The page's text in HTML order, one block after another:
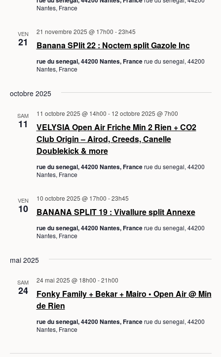
Nantes, France
VEN
21 Banana SPlit 22 : Noctem split Gazole Inc
21 novembre 2025 @ 17h00 -23h45
rue du senegal, 44200 Nantes, Francerue du senegal, 44200
Nantes, France
octobre 2025
SAM
11
VELYSIA Open Air Friche Min 2 Rien + CO2
Club Origin – Airod, Creeds, Canelle
Doublekick & more
11 octobre 2025 @ 14h00 - 12 octobre 2025 @ 7h00
rue du senegal, 44200 Nantes, Francerue du senegal, 44200
Nantes, France
VEN
10 BANANA SPLIT 19 : Vivallure split Annexe
10 octobre 2025 @ 17h00 -23h45
rue du senegal, 44200 Nantes, Francerue du senegal, 44200
Nantes, France
mai 2025
SAM
24
Fonky Family + Bekar + Mairo • Open Air @ Min
de Rien
24 mai 2025 @ 18h00 -21h00
rue du senegal, 44200 Nantes, Francerue du senegal, 44200
Nantes, France